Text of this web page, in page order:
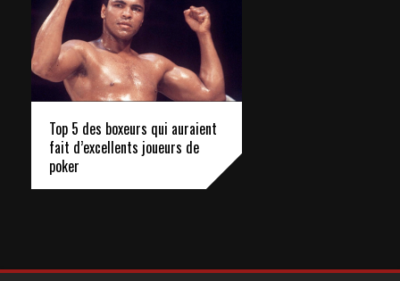
Top 5 des boxeurs qui auraient
fait d’excellents joueurs de
poker